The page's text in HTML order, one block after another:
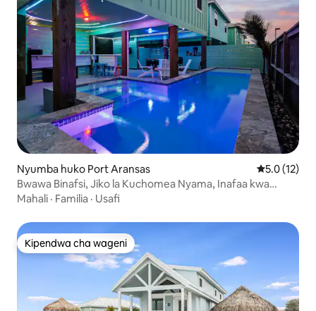
Nyumba huko Port Aransas Ukadiriaji
5.0 (12)
Bwawa Binafsi, Jiko la Kuchomea Nyama, Inafaa kwa
Wanyama Vipenzi | Lazy Flounder
Mahali · Familia · Usafi
Kipendwa cha wageni
Kipendwa cha wageni